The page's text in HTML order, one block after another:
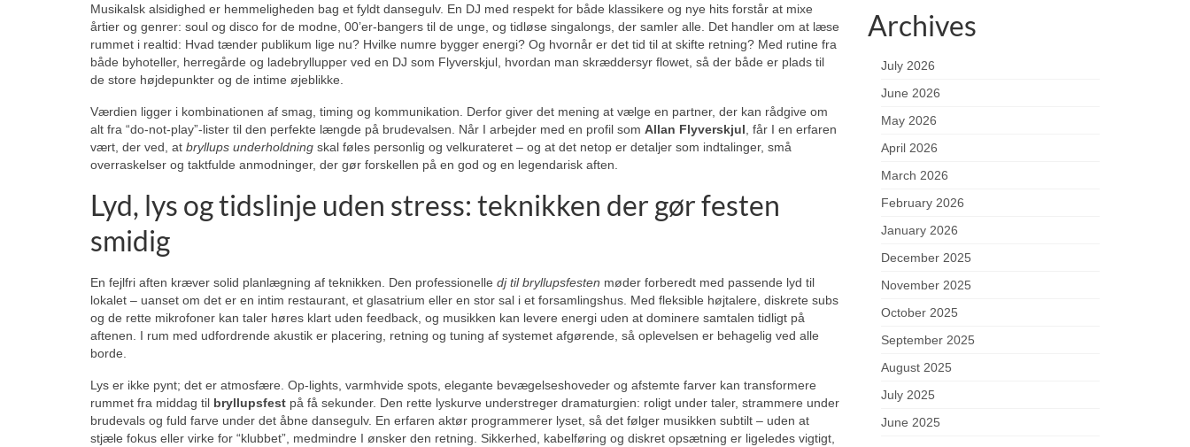
Musikalsk alsidighed er hemmeligheden bag et fyldt dansegulv. En DJ med respekt for både klassikere og nye hits forstår at mixe
årtier og genrer: soul og disco for de modne, 00’er-bangers til de unge, og tidløse singalongs, der samler alle. Det handler om at læse
rummet i realtid: Hvad tænder publikum lige nu? Hvilke numre bygger energi? Og hvornår er det tid til at skifte retning? Med rutine fra
både byhoteller, herregårde og ladebryllupper ved en DJ som Flyverskjul, hvordan man skræddersyr flowet, så der både er plads til
de store højdepunkter og de intime øjeblikke.
Værdien ligger i kombinationen af smag, timing og kommunikation. Derfor giver det mening at vælge en partner, der kan rådgive om
alt fra “do-not-play”-lister til den perfekte længde på brudevalsen. Når I arbejder med en profil som Allan Flyverskjul , får I en erfaren
vært, der ved, at bryllups underholdning skal føles personlig og velkurateret – og at det netop er detaljer som indtalinger, små
overraskelser og taktfulde anmodninger, der gør forskellen på en god og en legendarisk aften.
Lyd, lys og tidslinje uden stress: teknikken der gør festen
smidig
En fejlfri aften kræver solid planlægning af teknikken. Den professionelle dj til bryllupsfesten møder forberedt med passende lyd til
lokalet – uanset om det er en intim restaurant, et glasatrium eller en stor sal i et forsamlingshus. Med fleksible højtalere, diskrete subs
og de rette mikrofoner kan taler høres klart uden feedback, og musikken kan levere energi uden at dominere samtalen tidligt på
aftenen. I rum med udfordrende akustik er placering, retning og tuning af systemet afgørende, så oplevelsen er behagelig ved alle
borde.
Lys er ikke pynt; det er atmosfære. Op-lights, varmhvide spots, elegante bevægelseshoveder og afstemte farver kan transformere
rummet fra middag til bryllupsfest på få sekunder. Den rette lyskurve understreger dramaturgien: roligt under taler, strammere under
brudevals og fuld farve under det åbne dansegulv. En erfaren aktør programmerer lyset, så det følger musikken subtilt – uden at
stjæle fokus eller virke for “klubbet”, medmindre I ønsker den retning. Sikkerhed, kabelføring og diskret opsætning er ligeledes vigtigt,
Archives
July 2026
June 2026
May 2026
April 2026
March 2026
February 2026
January 2026
December 2025
November 2025
October 2025
September 2025
August 2025
July 2025
June 2025